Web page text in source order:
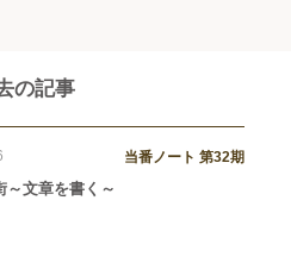
の記事
当番ノート 第32期
～文章を書く～